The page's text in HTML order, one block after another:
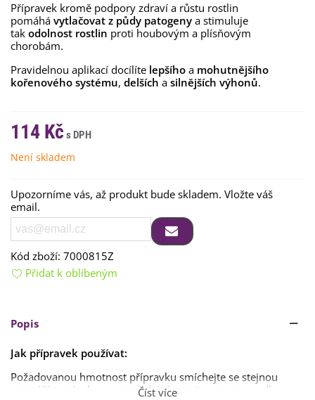
Přípravek kromě podpory zdraví a růstu rostlin
pomáhá vytlačovat z půdy patogeny a stimuluje
tak odolnost rostlin proti houbovým a plísňovým
chorobám.
Pravidelnou aplikací docílíte lepšího a mohutnějšího
kořenového systému, delších a silnějších výhonů.
114 Kč
Není skladem
Upozorníme vás, až produkt bude skladem. Vložte váš
email.
Kód zboží: 7000815Z
Přidat k oblíbeným
Popis
Jak přípravek používat:
Požadovanou hmotnost přípravku smíchejte se stejnou
gramáží semínek, po promíchání vysejte semena podle
Číst více